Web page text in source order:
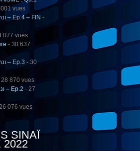
vues
MAAMAR : ‘ונחה עליו רוח הוי – Ep.4 – FIN -
077 vues
- 30 637
MAAMAR : ‘ונחה עליו רוח הוי – Ep.3 - 30
28 870 vues
MAAMAR: ‘ונחה עליו רוח הוי – Ep.2 - 27
076 vues
SINAÏ
2022